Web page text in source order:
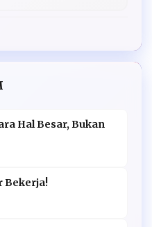
Hal Besar, Bukan
Bekerja!